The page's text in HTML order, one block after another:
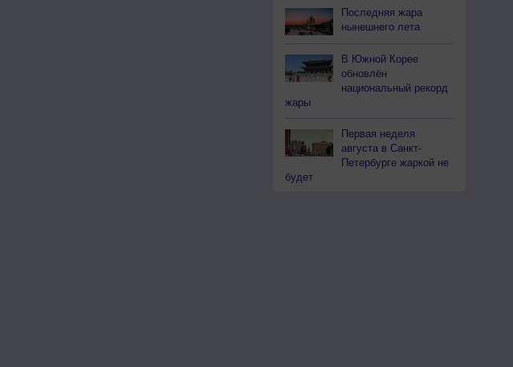
Последняя жара
нынешнего лета
В Южной Корее
обновлён
национальный рекорд
жары
Первая неделя
августа в Санкт-
Петербурге жаркой не
будет